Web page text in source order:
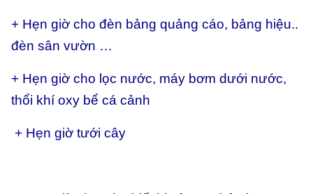
+ Hẹn giờ cho đèn bảng quảng cáo, bảng hiệu..
đèn sân vườn …
+ Hẹn giờ cho lọc nước, máy bơm dưới nước,
thổi khí oxy bể cá cảnh
+ Hẹn giờ tưới cây